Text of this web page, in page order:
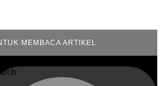
MEMBACA ARTIKEL